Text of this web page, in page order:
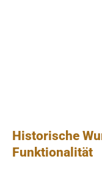
Historische
Funktionalität